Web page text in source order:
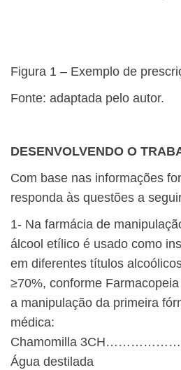
Figura 1 – Exemplo de
Fonte: adaptada pelo autor.
DESENVOLVENDO O
Com base nas informações
responda às questões a
1- Na farmácia de
álcool etílico é usado como
em diferentes títulos
≥70%, conforme
a manipulação da primeira
médica:
Chamomilla
Água destilada